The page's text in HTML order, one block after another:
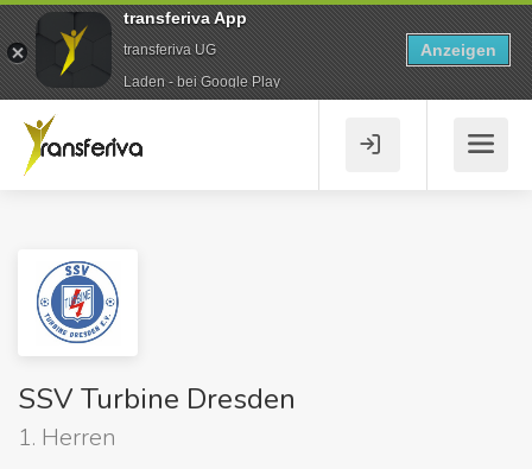
SSV Turbine Dresden
1. Herren
transferiva App
transferiva UG
Laden - bei Google Play
Anzeigen